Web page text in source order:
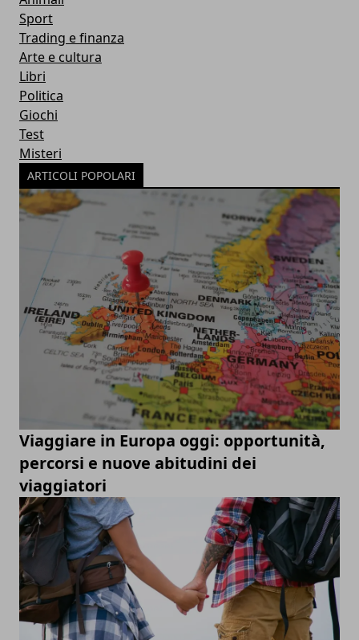
Sport
Trading e finanza
Arte e cultura
Libri
Politica
Giochi
Test
Misteri
ARTICOLI POPOLARI
Viaggiare in Europa oggi: opportunità,
percorsi e nuove abitudini dei
viaggiatori